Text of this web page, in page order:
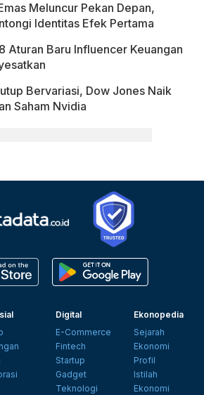
Meluncur Pekan Depan,
Identitas Efek Pertama
Aturan Baru Influencer Keuangan
Bervariasi, Dow Jones Naik
Saham Nvidia
Digital
E-Commerce
Fintech
Startup
Gadget
Teknologi
Ekonopedia
Sejarah
Ekonomi
Profil
Istilah
Ekonomi